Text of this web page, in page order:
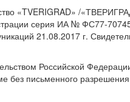
«TVERIGRAD» /
серия ИА № ФС77-
21.08.2017 г.
Российской
письменного